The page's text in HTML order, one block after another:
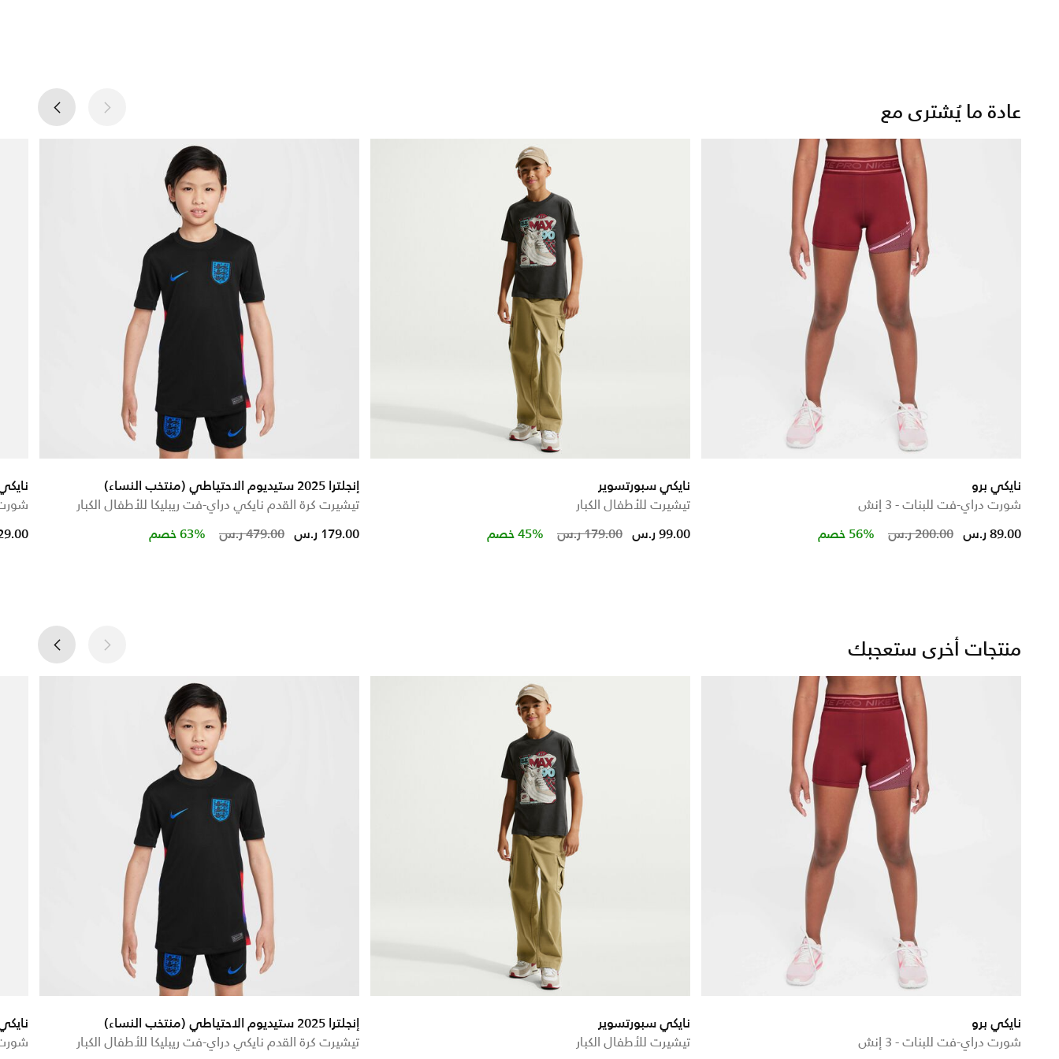
عادة ما يُشترى مع
نايكي برو
شورت دراي-فت للبنات - 3 إنش
Price reduced 200.00 ر.س to
89.00 ر.س 56% خصم
نايكي سبورتسوير
تيشيرت للأطفال الكبار
Price reduced from 179.00 ر.س to
99.00 ر.س 45% خصم
إنجلترا 2025 ستيديوم الاحتياطي (منتخب النساء)
تيشيرت كرة القدم نايكي دراي-فت ريبليكا للأطفال الكبار
Price reduced from
479.00 ر.س
to 179.00 ر.س 63% خصم
شورت
from
منتجات أخرى ستعجبك
نايكي برو
شورت دراي-فت للبنات - 3 إنش
نايكي سبورتسوير
تيشيرت للأطفال الكبار
إنجلترا 2025 ستيديوم الاحتياطي (منتخب النساء)
تيشيرت كرة القدم نايكي دراي-فت ريبليكا للأطفال الكبار
شورت